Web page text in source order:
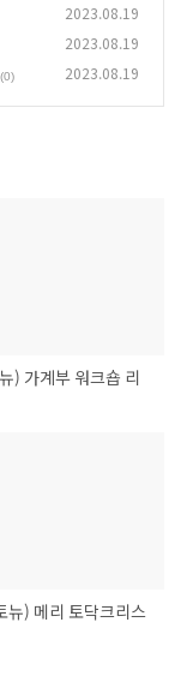
2023.08.19
2023.08.19
(0) 2023.08.19
) 가계부 워크숍 리
뉴) 메리 토닥크리스